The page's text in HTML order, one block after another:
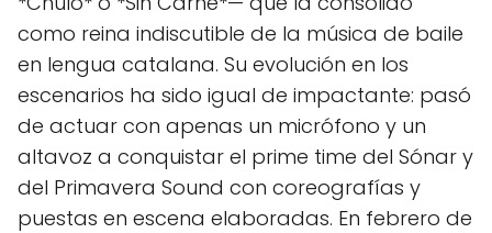
como reina indiscutible de la música de baile
en lengua catalana. Su evolución en los
escenarios ha sido igual de impactante: pasó
de actuar con apenas un micrófono y un
altavoz a conquistar el prime time del Sónar y
del Primavera Sound con coreografías y
puestas en escena elaboradas. En febrero de